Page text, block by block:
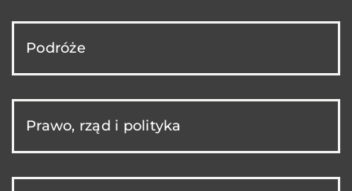
Podróże
Prawo, rząd i polityka